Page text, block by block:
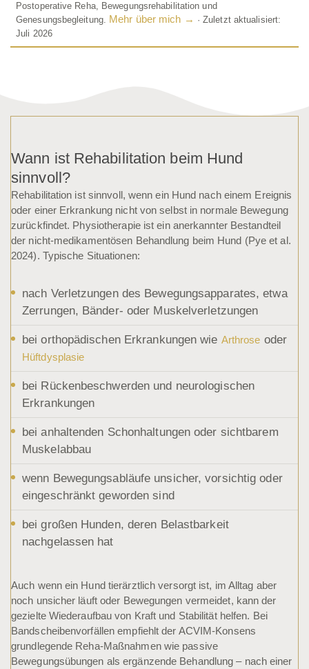
Postoperative Reha, Bewegungsrehabilitation und
Genesungsbegleitung. Mehr über mich → · Zuletzt aktualisiert:
Juli 2026
Wann ist Rehabilitation beim Hund
sinnvoll?
Rehabilitation ist sinnvoll, wenn ein Hund nach einem Ereignis
oder einer Erkrankung nicht von selbst in normale Bewegung
zurückfindet. Physiotherapie ist ein anerkannter Bestandteil
der nicht-medikamentösen Behandlung beim Hund (Pye et al.
2024). Typische Situationen:
nach Verletzungen des Bewegungsapparates, etwa
Zerrungen, Bänder- oder Muskelverletzungen
bei orthopädischen Erkrankungen wie Arthrose oder
Hüftdysplasie
bei Rückenbeschwerden und neurologischen
Erkrankungen
bei anhaltenden Schonhaltungen oder sichtbarem
Muskelabbau
wenn Bewegungsabläufe unsicher, vorsichtig oder
eingeschränkt geworden sind
bei großen Hunden, deren Belastbarkeit
nachgelassen hat
Auch wenn ein Hund tierärztlich versorgt ist, im Alltag aber
noch unsicher läuft oder Bewegungen vermeidet, kann der
gezielte Wiederaufbau von Kraft und Stabilität helfen. Bei
Bandscheibenvorfällen empfiehlt der ACVIM-Konsens
grundlegende Reha-Maßnahmen wie passive
Bewegungsübungen als ergänzende Behandlung – nach einer